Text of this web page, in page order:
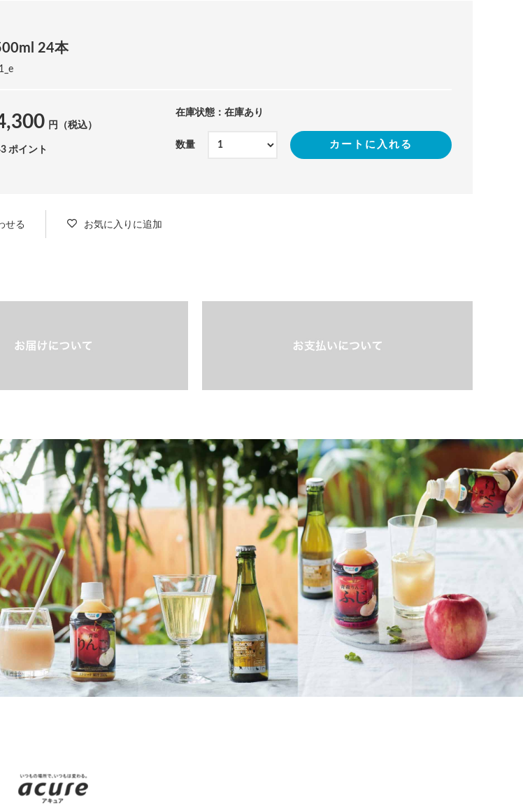
24本
円（税込）
ポイント
在庫状態：在庫あり
数量 カートに入れる
せる お気に入りに追加